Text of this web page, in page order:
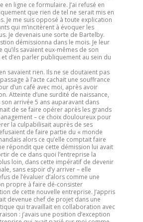
en ligne ce formulaire. J’ai refusé en
que rien de tel ne serait mis en
Je me suis opposé à toute explication
qui m’incitèrent à évoquer les
Je devenais une sorte de Bartelby.
démissionna dans le mois. Je leur
qu’ils savaient eux-mêmes de son
d’en parler publiquement au sein du
savaient rien. Ils ne se doutaient pas
à l’acte cachait une souffrance
d’un café avec moi, après avoir
Atteinte d’une surdité de naissance,
arrivée 5 ans auparavant dans
de se faire opérer après les grands
– ce choix douloureux pour
la culpabilisait auprès de ses
de faire partie du « monde
alors ce qu’elle comptait faire
répondit que cette démission lui avait
de ce dans quoi l’entreprise la
loin, dans cette impératif de devenir
sans espoir d’y arriver – elle
de l’évaluer d’alors comme une
propre à faire dé-consister
de cette nouvelle entreprise. J’appris
devenue chef de projet dans une
qui travaillait en collaboration avec
: j’avais une position d’exception